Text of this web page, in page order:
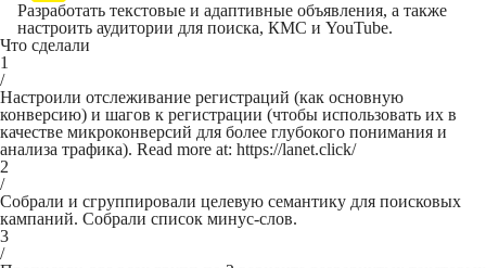
Разработать текстовые и адаптивные объявления, а также
настроить аудитории для поиска, КМС и YouTube.
Что сделали
1
/
Настроили отслеживание регистраций (как основную
конверсию) и шагов к регистрации (чтобы использовать их в
качестве микроконверсий для более глубокого понимания и
анализа трафика). Read more at: https://lanet.click/
2
/
Собрали и сгруппировали целевую семантику для поисковых
кампаний. Собрали список минус-слов.
3
/